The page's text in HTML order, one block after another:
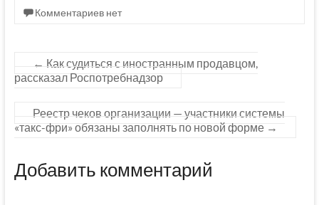
Комментариев нет
← Как судиться с иностранным продавцом,
рассказал Роспотребнадзор
Реестр чеков организации — участники системы
«такс-фри» обязаны заполнять по новой форме →
Добавить комментарий